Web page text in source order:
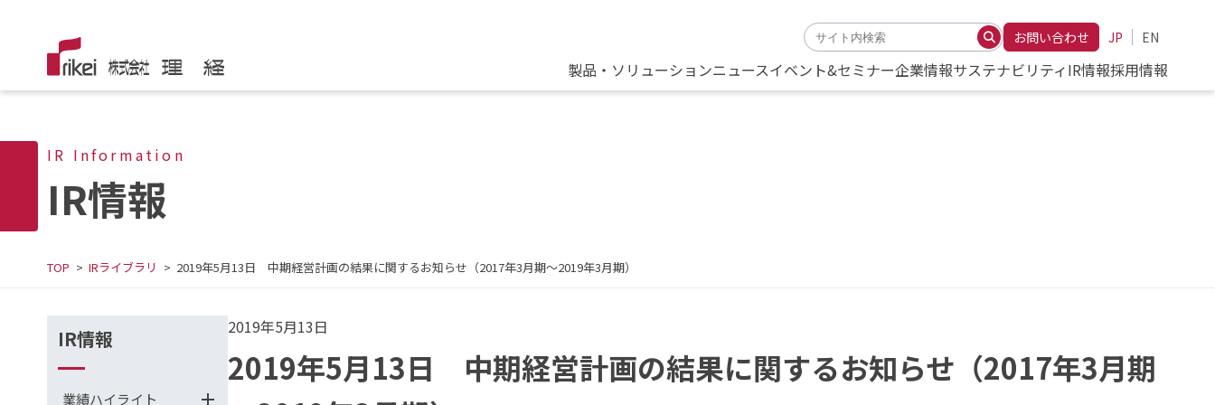
お問い合わせ JP EN
製品・ソリューションニュースイベント&セミナー企業情報サステナビリティIR情報採用情報
IR Information
IR情報
TOP IRライブラリ 2019年5月13日 中期経営計画の結果に関するお知らせ（2017年3月期～2019年3月期）
IR情報
業績ハイライト
2019年5月13日
2019年5月13日 中期経営計画の結果に関するお知らせ（2017年3月期